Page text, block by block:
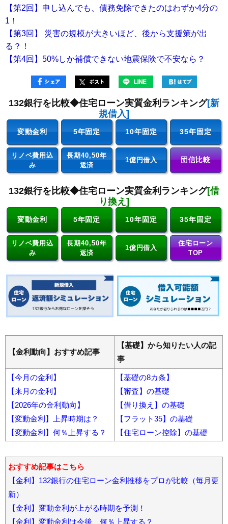
【第2回】申し込んでも、債務免除できたのはわずか4分の
1！
【第3回】 災害の規模が大きいほど、後から支援策が出
る？！
【第4回】50%しか補償できない地震保険で不安なら？
132銀行を比較◆住宅ローン実質金利ランキング[新
規借入]
変動金利 5年固定 10年固定 35年固定
リノベ費用込
み
長期40,50年
返済
1億円借入 団信比較
132銀行を比較◆住宅ローン実質金利ランキング[借
り換え]
変動金利 5年固定 10年固定 35年固定
リノベ費用込
み
長期40,50年
返済
1億円借入
住宅ローン
TOP
【金利動向】おすすめ記事
【基礎】から知りたい人の記
事
【今月の金利】
【来月の金利】
【2026年の金利動向】
【変動金利】上昇時期は？
【変動金利】何％上昇する？
【基礎の8カ条】
【審査】の基礎
【借り換え】の基礎
【フラット35】の基礎
【住宅ローン控除】の基礎
おすすめ記事はこちら
【金利】132銀行の住宅ローン金利推移をプロが比較（毎月更
新）
【金利】変動金利が上がる時期を予測！
【金利】変動金利は今後、何％上昇する？